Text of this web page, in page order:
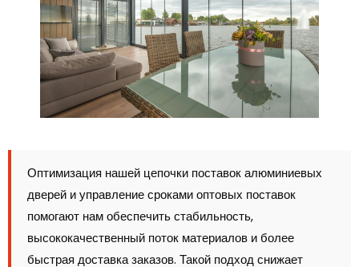
Оптимизация нашей цепочки поставок алюминиевых
дверей и управление сроками оптовых поставок
помогают нам обеспечить стабильность,
высококачественный поток материалов и более
быстрая доставка заказов. Такой подход снижает